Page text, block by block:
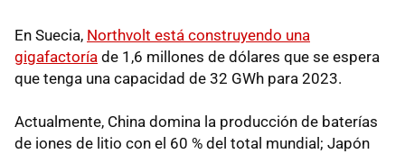
En Suecia, Northvolt está construyendo una
gigafactoría de 1,6 millones de dólares que se espera
que tenga una capacidad de 32 GWh para 2023.
Actualmente, China domina la producción de baterías
de iones de litio con el 60 % del total mundial; Japón